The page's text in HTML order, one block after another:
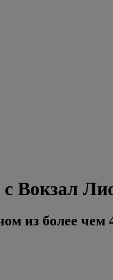
с Вокзал
из более чем